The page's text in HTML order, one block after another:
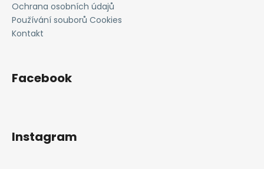
Ochrana osobních údajů
Používání souborů Cookies
Kontakt
Facebook
Instagram